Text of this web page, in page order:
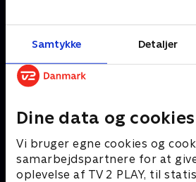
Samtykke Detaljer
Dine data og cookies
Vi bruger egne cookies og
samarbejdspartnere for at
oplevelse af TV 2 PLAY, til
28. juni
Andre så også